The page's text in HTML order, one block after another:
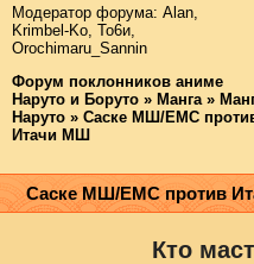
Модератор форума: Аlаn,
Krimbel-Ko, То6и,
Orochimaru_Sannin
Форум поклонников аниме
Наруто и Боруто » Манга »
Наруто » Саске МШ/ЕМС
Итачи МШ
Саске МШ/ЕМС против
Кто